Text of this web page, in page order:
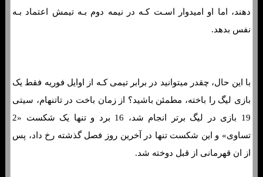
دهند، اما او امیدوار اسـت کـه در نیمه دوم بـه تیمش اعتماد بـه
نفس بدهد.
با این حال، چقدر میتوانید در برابر تیمی کـه از اوایل فوریه فقط یک
بازی لیگ را باخته، مطمئن باشید؟ از زمان باخت در تاتنهام، سیتی
19 بازی در لیگ برتر انجام شد، 16 برد و تنها یک شکست «2
تساوی» و این شکست تنها در آخرین روز فصل گذشته رخ داد، پس
از ان قهرمانی از قبل دوخته شد.